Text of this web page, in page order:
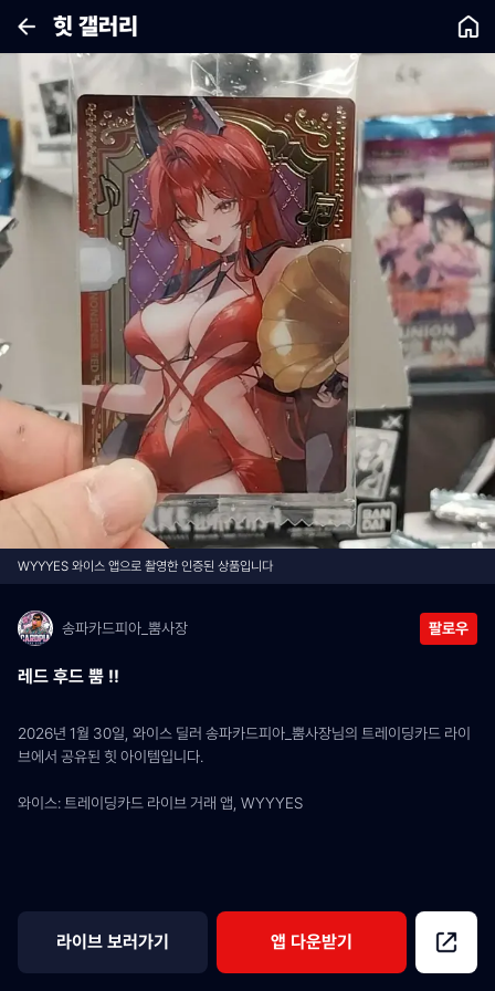
힛 갤러리
WYYYES 와이스 앱으로 촬영한 인증된 상품입니다
송파카드피아_뿜사장 팔로우
레드 후드 뿜 !!
2026년 1월 30일, 와이스 딜러 송파카드피아_뿜사장님의 트레이딩카드 라이
브에서 공유된 힛 아이템입니다.
와이스: 트레이딩카드 라이브 거래 앱, WYYYES
라이브 보러가기 앱 다운받기